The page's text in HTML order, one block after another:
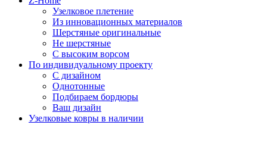
Узелковое плетение
Из инновационных материалов
Шерстяные оригинальные
Не шерстяные
С высоким ворсом
По индивидуальному проекту
С дизайном
Однотонные
Подбираем бордюры
Ваш дизайн
Узелковые ковры в наличии